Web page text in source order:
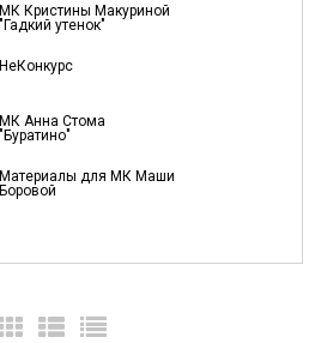
МК Кристины Макуриной
"Гадкий утенок"
НеКонкурс
МК Анна Стома
"Буратино"
Материалы для МК Маши
Боровой